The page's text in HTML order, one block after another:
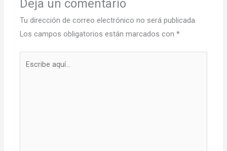
Deja un comentario
Tu dirección de correo electrónico no será publicada.
Los campos obligatorios están marcados con*